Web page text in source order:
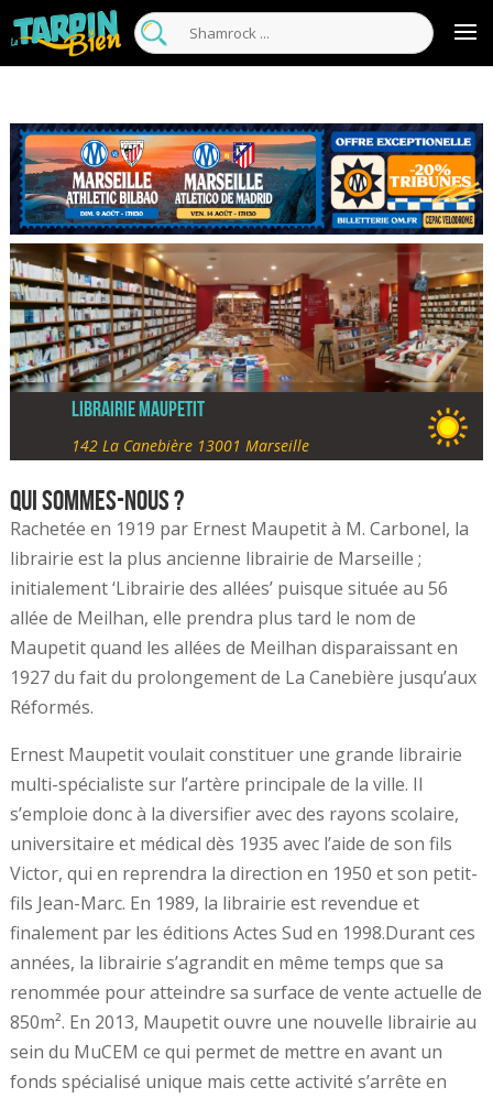
Librairie Maupetit
142 La Canebière 13001 Marseille
Qui sommes-nous ?
Rachetée en 1919 par Ernest Maupetit à M. Carbonel, la
librairie est la plus ancienne librairie de Marseille ;
initialement ‘Librairie des allées’ puisque située au 56
allée de Meilhan, elle prendra plus tard le nom de
Maupetit quand les allées de Meilhan disparaissant en
1927 du fait du prolongement de La Canebière jusqu’aux
Réformés.
Ernest Maupetit voulait constituer une grande librairie
multi-spécialiste sur l’artère principale de la ville. Il
s’emploie donc à la diversifier avec des rayons scolaire,
universitaire et médical dès 1935 avec l’aide de son fils
Victor, qui en reprendra la direction en 1950 et son petit-
fils Jean-Marc. En 1989, la librairie est revendue et
finalement par les éditions Actes Sud en 1998.Durant ces
années, la librairie s’agrandit en même temps que sa
renommée pour atteindre sa surface de vente actuelle de
850m². En 2013, Maupetit ouvre une nouvelle librairie au
sein du MuCEM ce qui permet de mettre en avant un
fonds spécialisé unique mais cette activité s’arrête en